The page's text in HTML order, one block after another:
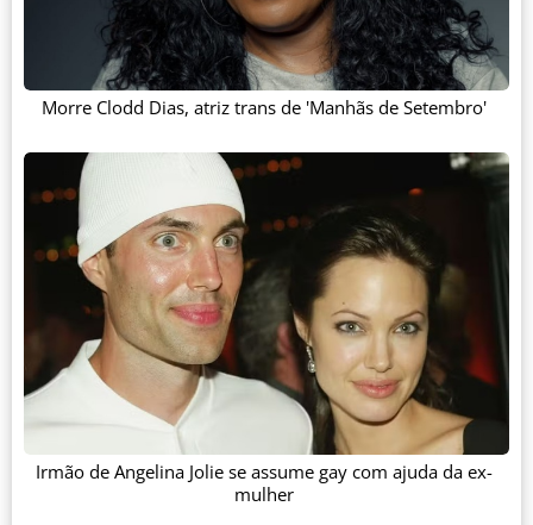
Morre Clodd Dias, atriz trans de 'Manhãs de Setembro'
Irmão de Angelina Jolie se assume gay com ajuda da ex-
mulher